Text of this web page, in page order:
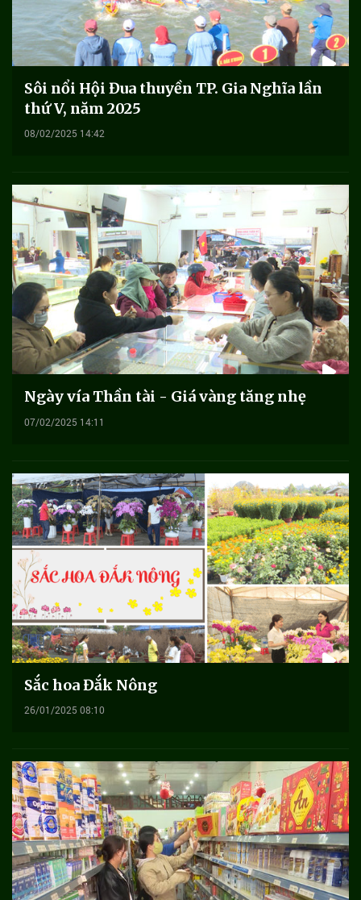
Sôi nổi Hội Đua thuyền TP. Gia Nghĩa lần
thứ V, năm 2025
08/02/2025 14:42
Ngày vía Thần tài - Giá vàng tăng nhẹ
07/02/2025 14:11
Sắc hoa Đắk Nông
26/01/2025 08:10